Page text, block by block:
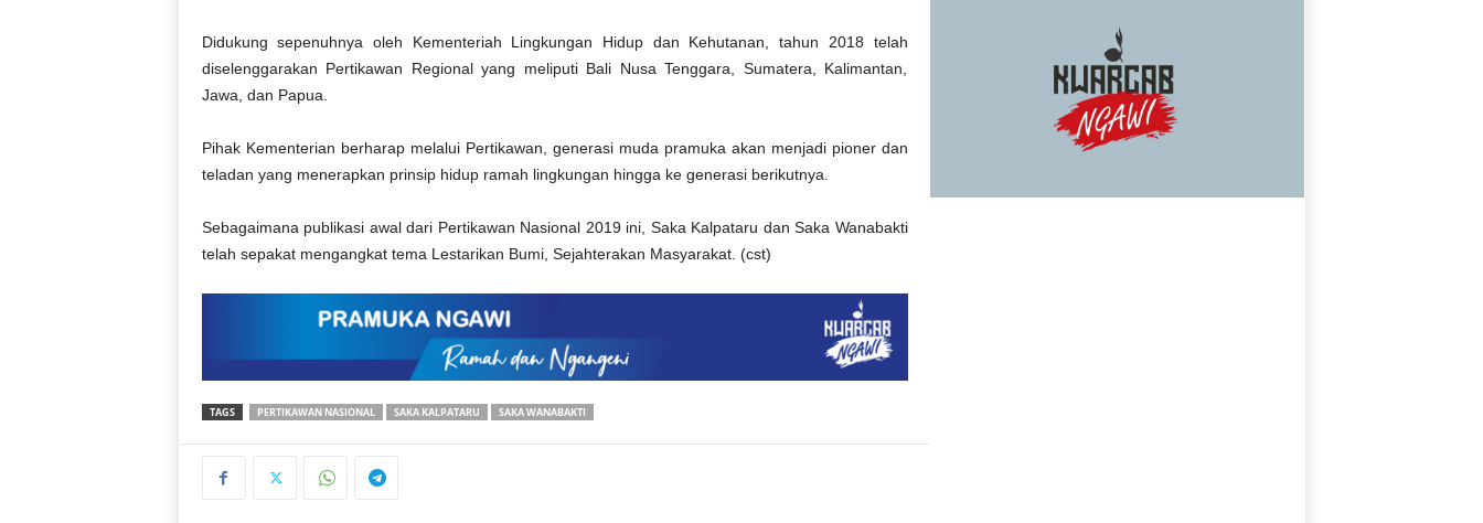
Didukung sepenuhnya oleh Kementeriah Lingkungan Hidup dan Kehutanan, tahun 2018 telah
diselenggarakan Pertikawan Regional yang meliputi Bali Nusa Tenggara, Sumatera, Kalimantan,
Jawa, dan Papua.
Pihak Kementerian berharap melalui Pertikawan, generasi muda pramuka akan menjadi pioner dan
teladan yang menerapkan prinsip hidup ramah lingkungan hingga ke generasi berikutnya.
Sebagaimana publikasi awal dari Pertikawan Nasional 2019 ini, Saka Kalpataru dan Saka Wanabakti
telah sepakat mengangkat tema Lestarikan Bumi, Sejahterakan Masyarakat. (cst)
TAGS PERTIKAWAN NASIONAL SAKA KALPATARU SAKA WANABAKTI